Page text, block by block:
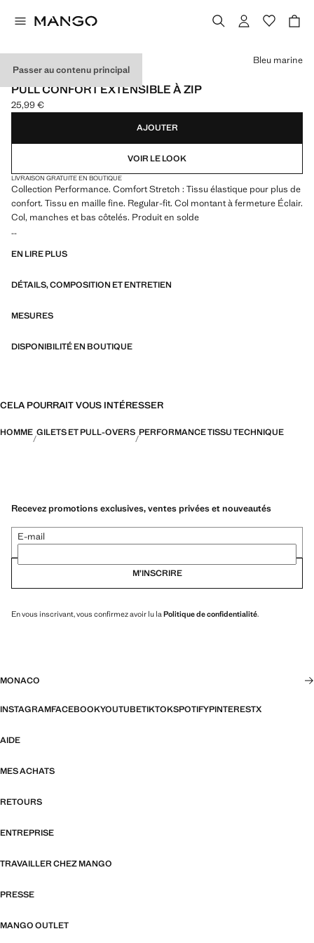
Passer au contenu principal
PERFORMANCE
PULL CONFORT EXTENSIBLE À ZIP
Prix actuel [25,99 € ]
25,99 €
Choisissez une couleur
Bleu marine
AJOUTER
VOIR LE LOOK
LIVRAISON GRATUITE EN BOUTIQUE
Collection Performance. Comfort Stretch : Tissu élastique pour plus de
confort. Tissu en maille fine. Regular-fit. Col montant à fermeture Éclair.
Col, manches et bas côtelés. Produit en solde
de fibres techniques. Cette sélection présente une vaste gamme de
rapide, faciles à repasser, thermorégulateurs, respirants ou résistants
fonctionnalité et confort
EN LIRE PLUS
DÉTAILS, COMPOSITION ET ENTRETIEN
MESURES
DISPONIBILITÉ EN BOUTIQUE
CELA POURRAIT VOUS INTÉRESSER
HOMME GILETS ET PULL-OVERS PERFORMANCE TISSU TECHNIQUE
Recevez promotions exclusives, ventes privées et nouveautés
E-mail
M’INSCRIRE
En vous inscrivant, vous confirmez avoir lu la Politique de confidentialité.
MONACO
INSTAGRAMFACEBOOKYOUTUBETIKTOKSPOTIFYPINTERESTX
AIDE
MES ACHATS
RETOURS
ENTREPRISE
TRAVAILLER CHEZ MANGO
PRESSE
MANGO OUTLET